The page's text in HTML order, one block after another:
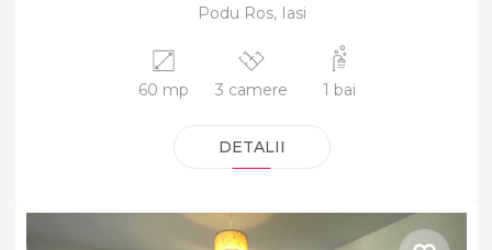
Podu Ros, Iasi
60 mp 3 camere 1 bai
DETALII